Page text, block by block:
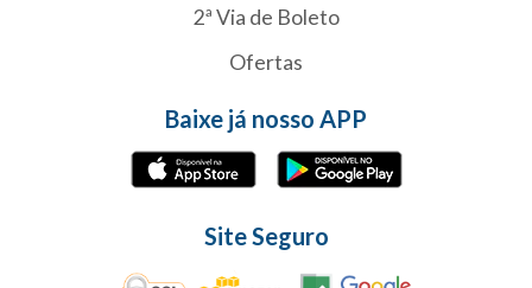
2ª Via de Boleto
Ofertas
Baixe já nosso APP
Site Seguro